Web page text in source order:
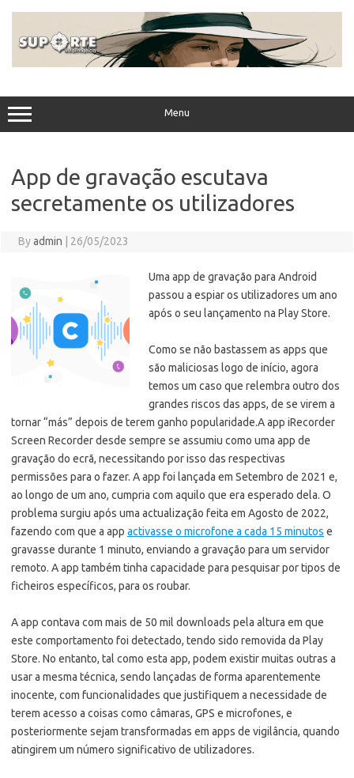
Menu
App de gravação escutava
secretamente os utilizadores
Byadmin 26/05/2023
Uma app de gravação para Android
passou a espiar os utilizadores um ano
após o seu lançamento na Play Store.
Como se não bastassem as apps que
são maliciosas logo de início, agora
temos um caso que relembra outro dos
grandes riscos das apps, de se virem a
tornar “más” depois de terem ganho popularidade.A app iRecorder
Screen Recorder desde sempre se assumiu como uma app de
gravação do ecrã, necessitando por isso das respectivas
permissões para o fazer. A app foi lançada em Setembro de 2021 e,
ao longo de um ano, cumpria com aquilo que era esperado dela. O
problema surgiu após uma actualização feita em Agosto de 2022,
fazendo com que a app activasse o microfone a cada 15 minutos e
gravasse durante 1 minuto, enviando a gravação para um servidor
remoto. A app também tinha capacidade para pesquisar por tipos de
ficheiros específicos, para os roubar.
A app contava com mais de 50 mil downloads pela altura em que
este comportamento foi detectado, tendo sido removida da Play
Store. No entanto, tal como esta app, podem existir muitas outras a
usar a mesma técnica, sendo lançadas de forma aparentemente
inocente, com funcionalidades que justifiquem a necessidade de
terem acesso a coisas como câmaras, GPS e microfones, e
posteriormente sejam transformadas em apps de vigilância, quando
atingirem um número significativo de utilizadores.